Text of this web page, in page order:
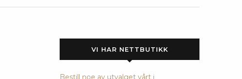
VI HAR NETTBUTIKK
Bestill noe av utvalget vårt i